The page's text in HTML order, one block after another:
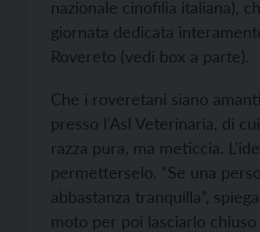
nazionale cinofilia italiana),
giornata dedicata
Rovereto (vedi box a parte).
Che i roveretani siano
presso l'Asl Veterinaria, di
razza pura, ma meticcia.
permetterselo. “Se una
abbastanza tranquilla”,
moto per poi lasciarlo